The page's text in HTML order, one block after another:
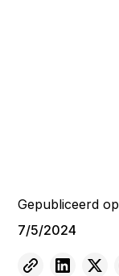
Gepubliceerd op
7/5/2024